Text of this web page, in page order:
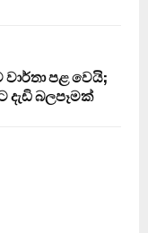
පළ වෙයි;
බලපෑමක්